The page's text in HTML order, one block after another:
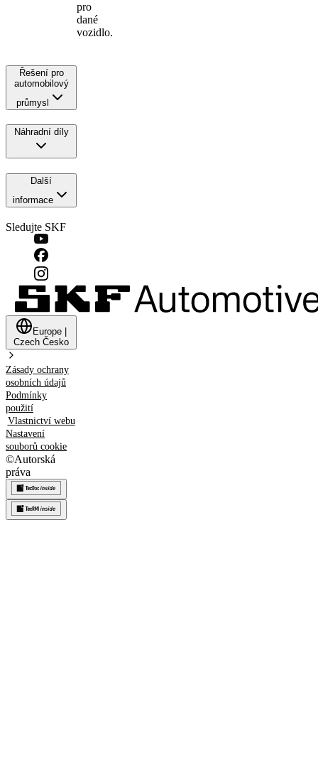
pro
dané
vozidlo.
Řešení pro
automobilový
průmysl
Náhradní díly
Další
informace
Sledujte SKF
Europe
Czech Česko
Zásady ochrany
osobních údajů
Podmínky
použití
Vlastnictví webu
Nastavení
souborů cookie
©Autorská
práva